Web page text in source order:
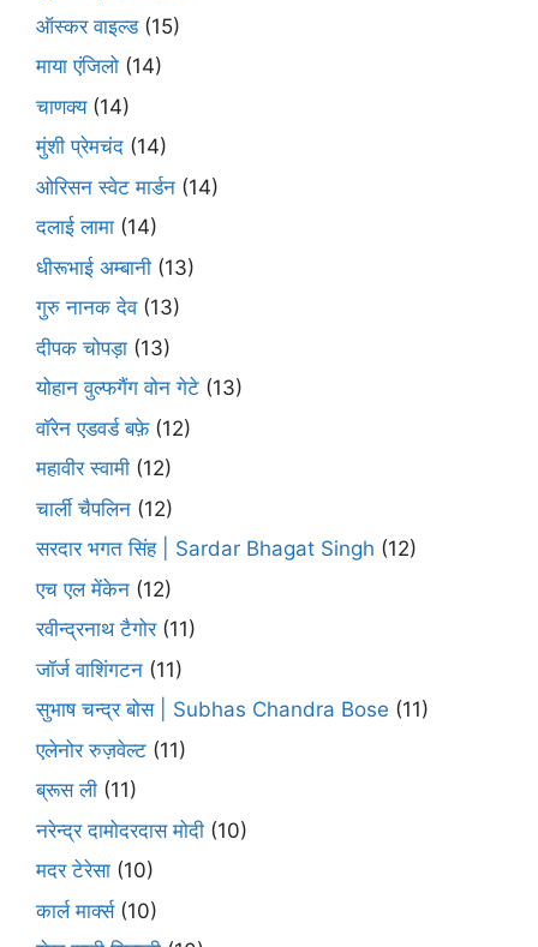
ऑस्कर वाइल्ड(15)
माया एंजिलो (14)
चाणक्य(14)
मुंशी प्रेमचंद (14)
ओरिसन स्‍वेट मार्डन (14)
दलाई लामा (14)
धीरूभाई अम्बानी (13)
गुरु नानक देव(13)
दीपक चोपड़ा (13)
योहान वुल्फगैंग वोन गेटे (13)
वॉरेन एडवर्ड बफ़े(12)
महावीर स्वामी (12)
चार्ली चैपलिन (12)
सरदार भगत सिंह | Sardar Bhagat Singh (12)
एच एल मेंकेन (12)
रवीन्द्रनाथ टैगोर(11)
जॉर्ज वाशिंगटन (11)
सुभाष चन्द्र बोस | Subhas Chandra Bose (11)
एलेनोर रुज़वेल्ट (11)
ब्रूस ली (11)
नरेन्द्र दामोदरदास मोदी (10)
मदर टेरेसा (10)
कार्ल मार्क्स(10)